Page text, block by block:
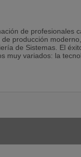
de profesionales
producción
de Sistemas. El
muy variados: la
como elemento
Industrial y